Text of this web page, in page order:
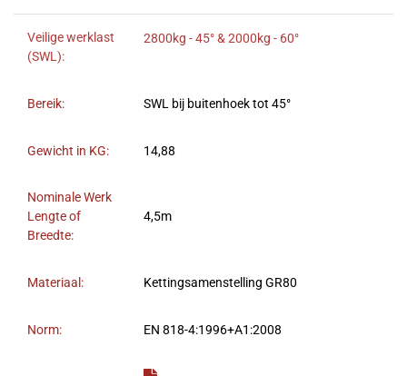
Veilige werklast
(SWL):
2800kg - 45° & 2000kg - 60°
Bereik: SWL bij buitenhoek tot 45°
Gewicht in KG: 14,88
Nominale Werk
Lengte of
Breedte:
4,5m
Materiaal: Kettingsamenstelling GR80
Norm: EN 818-4:1996+A1:2008